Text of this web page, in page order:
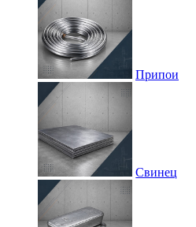
Припои
Свинец